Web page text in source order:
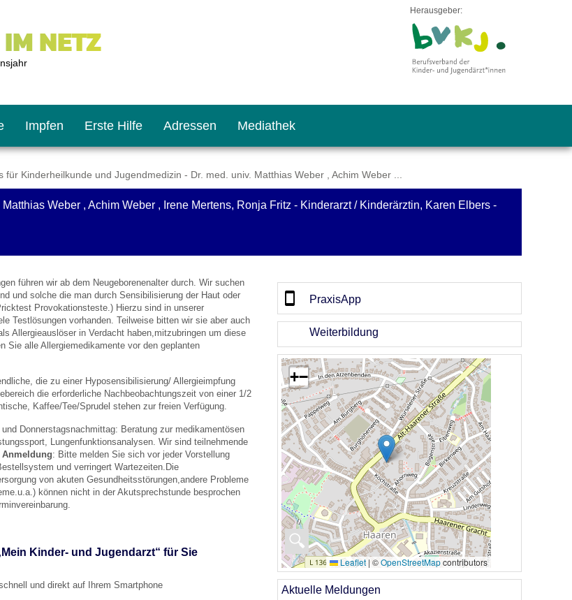
NETZ
Herausgeber:
Impfen Erste Hilfe Adressen Mediathek
für Kinderheilkunde und Jugendmedizin - Dr. med. univ. Matthias Weber , Achim Weber ...
Weber , Achim Weber , Irene Mertens, Ronja Fritz - Kinderarzt / Kinderärztin, Karen Elbers -
führen wir ab dem Neugeborenenalter durch. Wir suchen
und solche die man durch Sensibilisierung der Haut oder
Provokationsteste.) Hierzu sind in unserer
Testlösungen vorhanden. Teilweise bitten wir sie aber auch
Allergieauslöser in Verdacht haben,mitzubringen um diese
Sie alle Allergiemedikamente vor den geplanten
die zu einer Hyposensibilisierung/ Allergieimpfung
die erforderliche Nachbeobachtungszeit von einer 1/2
Kaffee/Tee/Sprudel stehen zur freien Verfügung.
Donnerstagsnachmittag: Beratung zur medikamentösen
Lungenfunktionsanalysen. Wir sind teilnehmende
Anmeldung: Bitte melden Sie sich vor jeder Vorstellung
und verringert Wartezeiten.Die
von akuten Gesundheitsstörungen,andere Probleme
können nicht in der Akutsprechstunde besprochen
Kinder- und Jugendarzt“ für Sie
und direkt auf Ihrem Smartphone
PraxisApp
Weiterbildung
🔍
+−
Leaflet | ©OpenStreetMapcontributors
Aktuelle Meldungen